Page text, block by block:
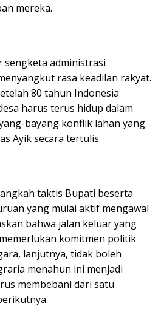
mereka.
sengketa administrasi
rasa keadilan rakyat.
80 tahun Indonesia
harus terus hidup dalam
bayang konflik lahan yang
Ayik secara tertulis.
taktis Bupati beserta
yang mulai aktif mengawal
bahwa jalan keluar yang
komitmen politik
lanjutnya, tidak boleh
menahun ini menjadi
membebani dari satu